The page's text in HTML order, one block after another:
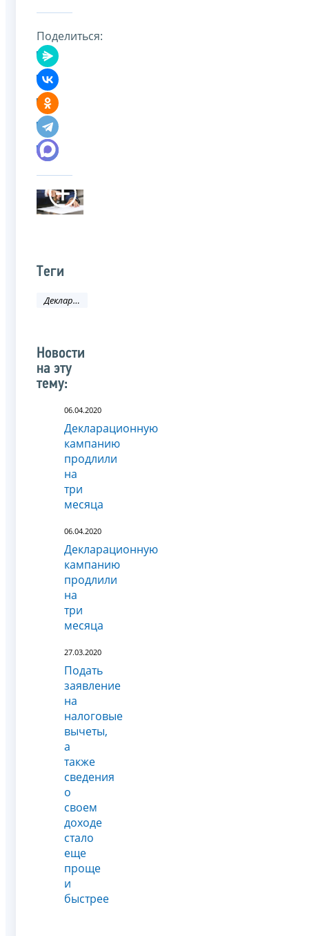
Поделиться:
Теги
Декларационная кампания-2020
Новости
на эту
тему:
06.04.2020
Декларационную
кампанию
продлили
на
три
месяца
06.04.2020
Декларационную
кампанию
продлили
на
три
месяца
27.03.2020
Подать
заявление
на
налоговые
вычеты,
а
также
сведения
о
своем
доходе
стало
еще
проще
и
быстрее